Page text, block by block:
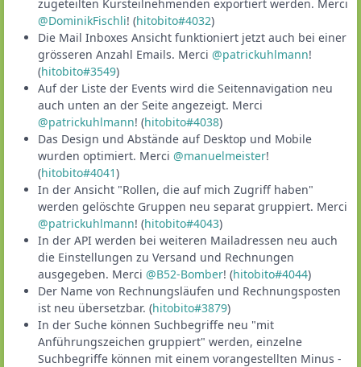
zugeteilten Kursteilnehmenden exportiert werden. Merci
@DominikFischli! (hitobito#4032)
Die Mail Inboxes Ansicht funktioniert jetzt auch bei einer
grösseren Anzahl Emails. Merci @patrickuhlmann!
(hitobito#3549)
Auf der Liste der Events wird die Seitennavigation neu
auch unten an der Seite angezeigt. Merci
@patrickuhlmann! (hitobito#4038)
Das Design und Abstände auf Desktop und Mobile
wurden optimiert. Merci @manuelmeister!
(hitobito#4041)
In der Ansicht "Rollen, die auf mich Zugriff haben"
werden gelöschte Gruppen neu separat gruppiert. Merci
@patrickuhlmann! (hitobito#4043)
In der API werden bei weiteren Mailadressen neu auch
die Einstellungen zu Versand und Rechnungen
ausgegeben. Merci @B52-Bomber! (hitobito#4044)
Der Name von Rechnungsläufen und Rechnungsposten
ist neu übersetzbar. (hitobito#3879)
In der Suche können Suchbegriffe neu "mit
Anführungszeichen gruppiert" werden, einzelne
Suchbegriffe können mit einem vorangestellten Minus -